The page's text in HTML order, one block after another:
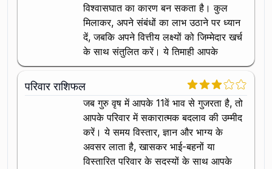
विश्वासघात का कारण बन सकता है। कुल
मिलाकर, अपने संबंधों का लाभ उठाने पर ध्यान
दें, जबकि अपने वित्तीय लक्ष्यों को जिम्मेदार खर्च
के साथ संतुलित करें। ये तिमाही आपके
परिवार राशिफल
जब गुरु वृष में आपके 11वें भाव से गुजरता है, तो
आपके परिवार में सकारात्मक बदलाव की उम्मीद
करें। ये समय विस्तार, ज्ञान और भाग्य के
अवसर लाता है, खासकर भाई-बहनों या
विस्तारित परिवार के सदस्यों के साथ आपके